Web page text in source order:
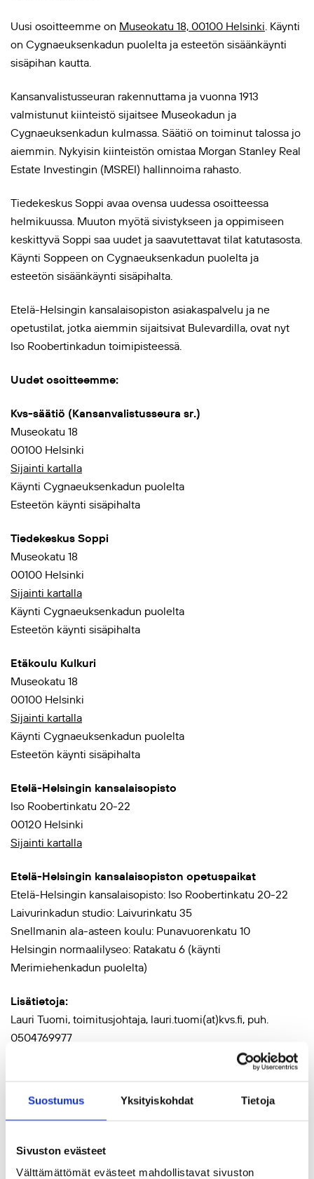
Suostumus Yksityiskohdat Tietoja
Sivuston evästeet
Välttämättömät evästeet mahdollistavat sivuston
Uusi osoitteemme on Museokatu 18, 00100 Helsinki . Käynti
on Cygnaeuksenkadun puolelta ja esteetön sisäänkäynti
sisäpihan kautta.
Kansanvalistusseuran rakennuttama ja vuonna 1913
valmistunut kiinteistö sijaitsee Museokadun ja
Cygnaeuksenkadun kulmassa. Säätiö on toiminut talossa jo
aiemmin. Nykyisin kiinteistön omistaa Morgan Stanley Real
Estate Investingin (MSREI) hallinnoima rahasto.
Tiedekeskus Soppi avaa ovensa uudessa osoitteessa
helmikuussa. Muuton myötä sivistykseen ja oppimiseen
keskittyvä Soppi saa uudet ja saavutettavat tilat katutasosta.
Käynti Soppeen on Cygnaeuksenkadun puolelta ja
esteetön sisäänkäynti sisäpihalta.
Etelä-Helsingin kansalaisopiston asiakaspalvelu ja ne
opetustilat, jotka aiemmin sijaitsivat Bulevardilla, ovat nyt
Iso Roobertinkadun toimipisteessä.
Uudet osoitteemme:
Kvs-säätiö (Kansanvalistusseura sr.)
Museokatu 18
00100 Helsinki
Sijainti kartalla
Käynti Cygnaeuksenkadun puolelta
Esteetön käynti sisäpihalta
Tiedekeskus Soppi
Museokatu 18
00100 Helsinki
Sijainti kartalla
Käynti Cygnaeuksenkadun puolelta
Esteetön käynti sisäpihalta
Etäkoulu Kulkuri
Museokatu 18
00100 Helsinki
Sijainti kartalla
Käynti Cygnaeuksenkadun puolelta
Esteetön käynti sisäpihalta
Etelä-Helsingin kansalaisopisto
Iso Roobertinkatu 20-22
00120 Helsinki
Sijainti kartalla
Etelä-Helsingin kansalaisopiston opetuspaikat
Etelä-Helsingin kansalaisopisto: Iso Roobertinkatu 20-22
Laivurinkadun studio: Laivurinkatu 35
Snellmanin ala-asteen koulu: Punavuorenkatu 10
Helsingin normaalilyseo: Ratakatu 6 (käynti
Merimiehenkadun puolelta)
Lisätietoja:
Lauri Tuomi, toimitusjohtaja, lauri.tuomi(at)kvs.fi, puh.
0504769977
Elina Heiskanen, viestintäpäällikkö, elina.heiskanen(at)kvs.fi,
Tiedekeskus Soppi:
Nina Hjelt, elinikäisen oppimisen asiantuntija,
nina.hjelt(at)kvs.fi, puh. 0415448182